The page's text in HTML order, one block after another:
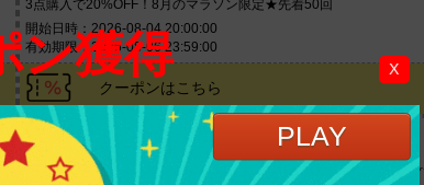
ン獲得 X
3点購入で20%OFF！8月のマラソン限定★先着50回
開始日時：2026-08-04 20:00:00
有効期限：2026-08-06 23:59:00
クーポンはこちら
Next Field
美容商材取扱店